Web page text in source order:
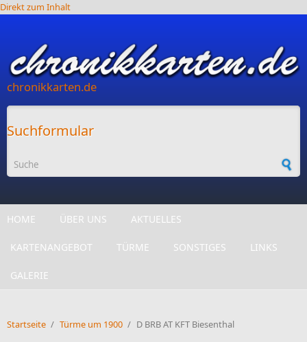
Direkt zum Inhalt
chronikkarten.de
Suchformular
HOME ÜBER UNS AKTUELLES
KARTENANGEBOT TÜRME SONSTIGES LINKS
GALERIE
Startseite / Türme um 1900 / D BRB AT KFT Biesenthal